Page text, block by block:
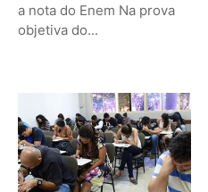
a nota do Enem Na prova
objetiva do...